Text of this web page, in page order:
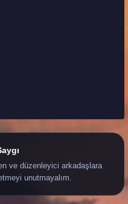
ve düzenleyici arkadaşlara
unutmayalım.